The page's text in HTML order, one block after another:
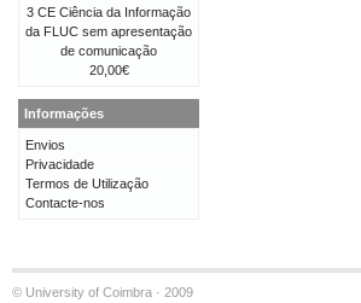
3 CE Ciência da Informação
da FLUC sem apresentação
de comunicação
20,00€
Informações
Envios
Privacidade
Termos de Utilização
Contacte-nos
© University of Coimbra · 2009